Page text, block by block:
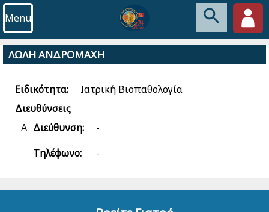
Menu
ΛΩΛΗ ΑΝΔΡΟΜΑΧΗ
Ειδικότητα:
Ιατρική Βιοπαθολογία
Διευθύνσεις
Α Διεύθυνση:
-
Τηλέφωνο:
-